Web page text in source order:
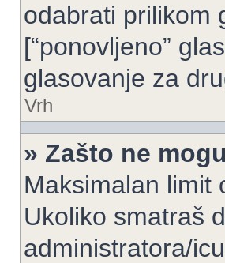
odabrati prilikom
[“ponovljeno”
glasovanje za
Vrh
» Zašto ne
Maksimalan limit
Ukoliko smatraš
administratora/